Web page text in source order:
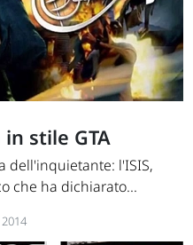
stile GTA
dell'inquietante: l'ISIS,
che ha dichiarato...